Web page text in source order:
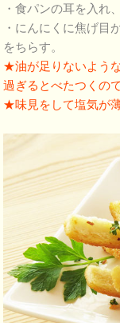
・食パンの耳を入れ
・にんにくに焦げ目
をちらす。
★油が足りないよう
過ぎるとべたつくの
★味見をして塩気が